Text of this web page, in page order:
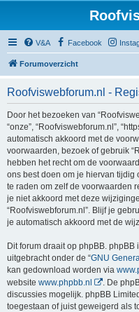
V&A Facebook
Forumoverzicht
Roofviswebforum.nl -
Door het bezoeken van
“onze”, “Roofviswebforum.nl”,
automatisch akkoord met de
voorwaarden, bezoek of gebruik
hebben het recht om de
ons best doen om je hiervan tijdig
te raden om zelf de voorwaarden
je niet akkoord met deze
“Roofviswebforum.nl”. Blijf je
je automatisch akkoord met de
Dit forum draait op phpBB.
uitgebracht onder de “GNU
kan gedownload worden via
website www.phpbb.nl
. De
discussies mogelijk. phpBB
toegestaan of juist geweigerd als